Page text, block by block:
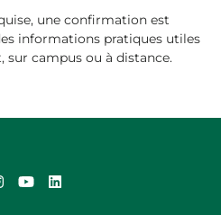
une confirmation est
informations pratiques utiles
campus ou à distance.